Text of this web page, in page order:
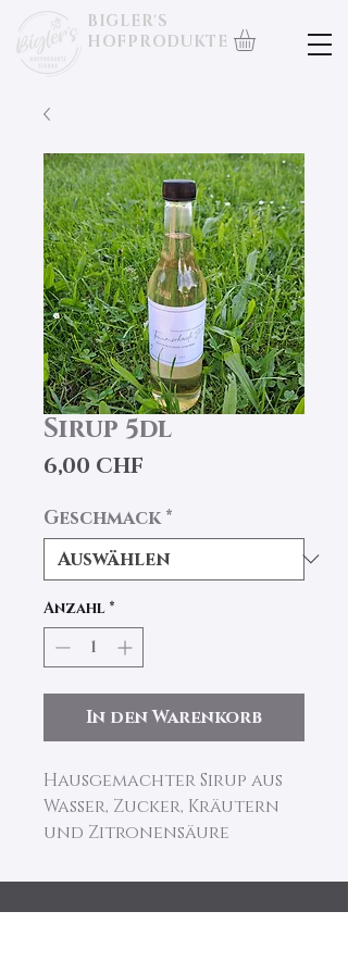
BIGLER'S
HOFPRODUKTE
Sirup 5dl
6,00 CHF
Geschmack *
Anzahl *
In den Warenkorb
Hausgemachter Sirup aus
Wasser, Zucker, Kräutern
und Zitronensäure